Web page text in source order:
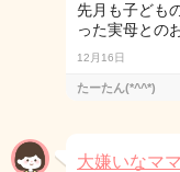
先月も子ども
った実母との
12月16日
たーたん(*^^*)
大嫌いなマ